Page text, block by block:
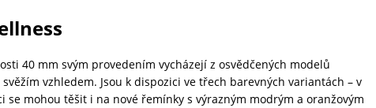
40 mm svým provedením vycházejí z osvědčených modelů
vzhledem. Jsou k dispozici ve třech barevných variantách – v
se mohou těšit i na nové řemínky s výrazným modrým a oranžovým